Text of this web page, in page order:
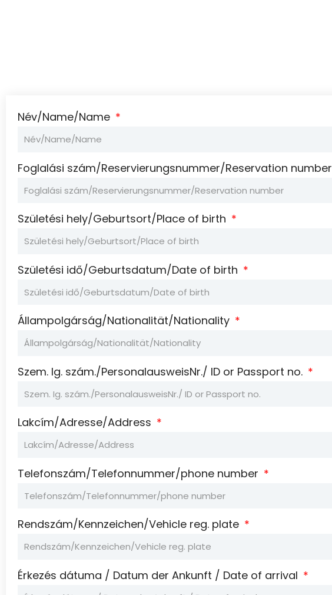
Név/Name/Name
Foglalási szám/Reservierungsnummer/Reservation number
Születési hely/Geburtsort/Place of birth
Születési idő/Geburtsdatum/Date of birth
Állampolgárság/Nationalität/Nationality
Szem. Ig. szám./PersonalausweisNr./ ID or Passport no.
Lakcím/Adresse/Address
Telefonszám/Telefonnummer/phone number
Rendszám/Kennzeichen/Vehicle reg. plate
Érkezés dátuma / Datum der Ankunft / Date of arrival